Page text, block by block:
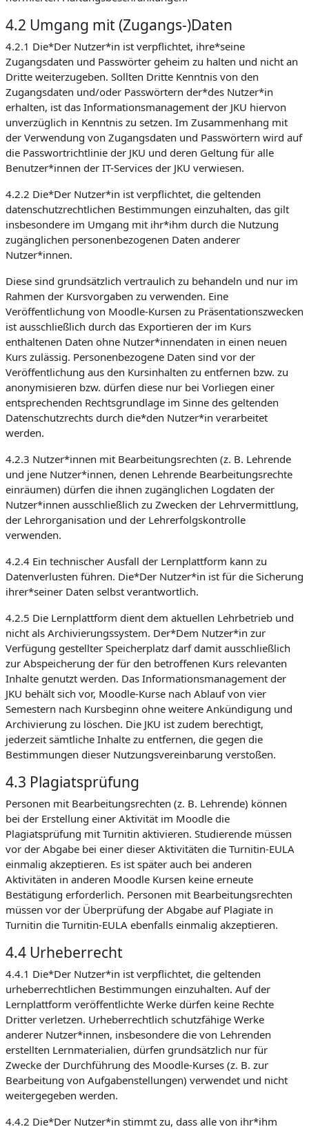
4.2 Umgang mit (Zugangs-)Daten
4.2.1 Die*Der Nutzer*in ist verpflichtet, ihre*seine
Zugangsdaten und Passwörter geheim zu halten und nicht an
Dritte weiterzugeben. Sollten Dritte Kenntnis von den
Zugangsdaten und/oder Passwörtern der*des Nutzer*in
erhalten, ist das Informationsmanagement der JKU hiervon
unverzüglich in Kenntnis zu setzen. Im Zusammenhang mit
der Verwendung von Zugangsdaten und Passwörtern wird auf
die Passwortrichtlinie der JKU und deren Geltung für alle
Benutzer*innen der IT-Services der JKU verwiesen.
4.2.2 Die*Der Nutzer*in ist verpflichtet, die geltenden
datenschutzrechtlichen Bestimmungen einzuhalten, das gilt
insbesondere im Umgang mit ihr*ihm durch die Nutzung
zugänglichen personenbezogenen Daten anderer
Nutzer*innen.
Diese sind grundsätzlich vertraulich zu behandeln und nur im
Rahmen der Kursvorgaben zu verwenden. Eine
Veröffentlichung von Moodle-Kursen zu Präsentationszwecken
ist ausschließlich durch das Exportieren der im Kurs
enthaltenen Daten ohne Nutzer*innendaten in einen neuen
Kurs zulässig. Personenbezogene Daten sind vor der
Veröffentlichung aus den Kursinhalten zu entfernen bzw. zu
anonymisieren bzw. dürfen diese nur bei Vorliegen einer
entsprechenden Rechtsgrundlage im Sinne des geltenden
Datenschutzrechts durch die*den Nutzer*in verarbeitet
werden.
4.2.3 Nutzer*innen mit Bearbeitungsrechten (z. B. Lehrende
und jene Nutzer*innen, denen Lehrende Bearbeitungsrechte
einräumen) dürfen die ihnen zugänglichen Logdaten der
Nutzer*innen ausschließlich zu Zwecken der Lehrvermittlung,
der Lehrorganisation und der Lehrerfolgskontrolle
verwenden.
4.2.4 Ein technischer Ausfall der Lernplattform kann zu
Datenverlusten führen. Die*Der Nutzer*in ist für die Sicherung
ihrer*seiner Daten selbst verantwortlich.
4.2.5 Die Lernplattform dient dem aktuellen Lehrbetrieb und
nicht als Archivierungssystem. Der*Dem Nutzer*in zur
Verfügung gestellter Speicherplatz darf damit ausschließlich
zur Abspeicherung der für den betroffenen Kurs relevanten
Inhalte genutzt werden. Das Informationsmanagement der
JKU behält sich vor, Moodle-Kurse nach Ablauf von vier
Semestern nach Kursbeginn ohne weitere Ankündigung und
Archivierung zu löschen. Die JKU ist zudem berechtigt,
jederzeit sämtliche Inhalte zu entfernen, die gegen die
Bestimmungen dieser Nutzungsvereinbarung verstoßen.
4.3 Plagiatsprüfung
Personen mit Bearbeitungsrechten (z. B. Lehrende) können
bei der Erstellung einer Aktivität im Moodle die
Plagiatsprüfung mit Turnitin aktivieren. Studierende müssen
vor der Abgabe bei einer dieser Aktivitäten die Turnitin-EULA
einmalig akzeptieren. Es ist später auch bei anderen
Aktivitäten in anderen Moodle Kursen keine erneute
Bestätigung erforderlich. Personen mit Bearbeitungsrechten
müssen vor der Überprüfung der Abgabe auf Plagiate in
Turnitin die Turnitin-EULA ebenfalls einmalig akzeptieren.
4.4 Urheberrecht
4.4.1 Die*Der Nutzer*in ist verpflichtet, die geltenden
urheberrechtlichen Bestimmungen einzuhalten. Auf der
Lernplattform veröffentlichte Werke dürfen keine Rechte
Dritter verletzen. Urheberrechtlich schutzfähige Werke
anderer Nutzer*innen, insbesondere die von Lehrenden
erstellten Lernmaterialien, dürfen grundsätzlich nur für
Zwecke der Durchführung des Moodle-Kurses (z. B. zur
Bearbeitung von Aufgabenstellungen) verwendet und nicht
weitergegeben werden.
4.4.2 Die*Der Nutzer*in stimmt zu, dass alle von ihr*ihm